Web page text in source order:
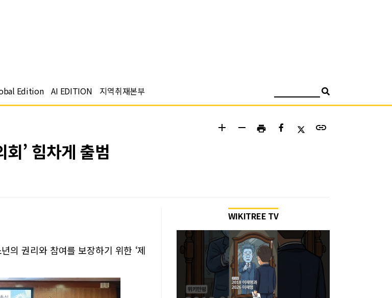
Edition AI EDITION 지역취재본부
add remove print link
’ 힘차게 출범
의 권리와 참여를 보장하기 위한 ‘제
WIKITREE TV